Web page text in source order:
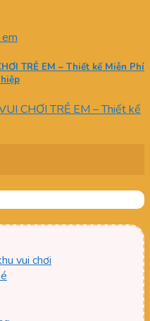
TRẺ EM – Thiết kế Miễn Phí
CHƠI TRẺ EM – Thiết kế
vui chơi